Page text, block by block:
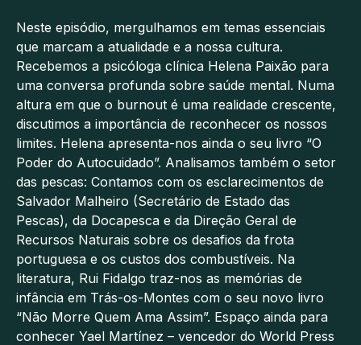
Neste episódio, mergulhamos em temas essenciais
que marcam a atualidade e a nossa cultura.
Recebemos a psicóloga clínica Helena Paixão para
uma conversa profunda sobre saúde mental. Numa
altura em que o burnout é uma realidade crescente,
discutimos a importância de reconhecer os nossos
limites. Helena apresenta-nos ainda o seu livro “O
Poder do Autocuidado”. Analisamos também o setor
das pescas: Contamos com os esclarecimentos de
Salvador Malheiro (Secretário de Estado das
Pescas), da Docapesca e da Direção Geral de
Recursos Naturais sobre os desafios da frota
portuguesa e os custos dos combustíveis. Na
literatura, Rui Fidalgo traz-nos as memórias de
infância em Trás-os-Montes com o seu novo livro
“Não Morre Quem Ama Assim”. Espaço ainda para
conhecer Yael Martínez – vencedor do World Press